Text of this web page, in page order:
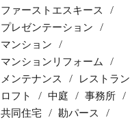
ファーストエスキース
プレゼンテーション
マンション
マンションリフォーム
メンテナンス
レストラン
ロフト
中庭
事務所
共同住宅
勘パース